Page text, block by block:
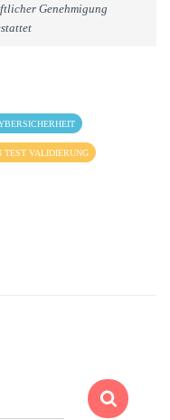
Genehmigung
TEST VALIDIERUNG